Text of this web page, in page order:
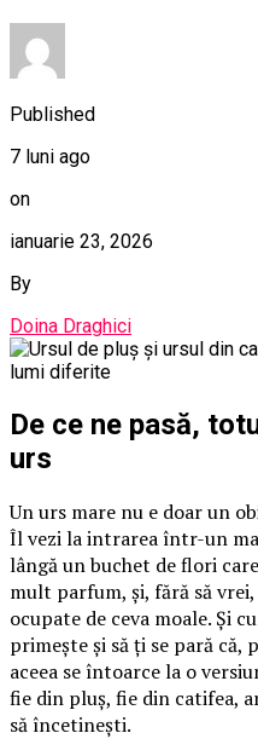
Published
7 luni ago
on
ianuarie 23, 2026
By
Doina Draghici
De ce ne pasă,
urs
Un urs mare nu e doar un
Îl vezi la intrarea într-un
lângă un buchet de flori
mult parfum, și, fără să
ocupate de ceva moale. Și
primește și să ți se pară că,
aceea se întoarce la o
fie din pluș, fie din catifea,
să încetinești.